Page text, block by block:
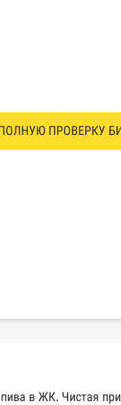
ПРОВЕРКУ
службы России
суда
в ЖК. Чистая